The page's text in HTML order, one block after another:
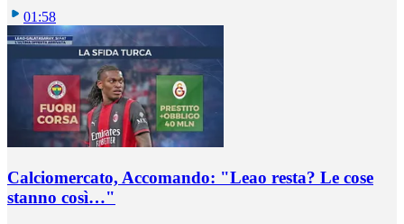
01:58
Calciomercato, Accomando: "Leao resta? Le cose
stanno così…"